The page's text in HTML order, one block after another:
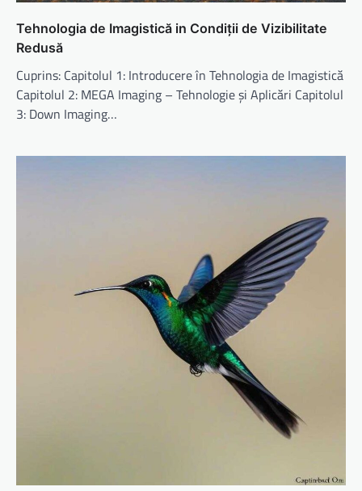
Tehnologia de Imagistică in Condiții de Vizibilitate
Redusă
Cuprins: Capitolul 1: Introducere în Tehnologia de Imagistică
Capitolul 2: MEGA Imaging – Tehnologie și Aplicări Capitolul
3: Down Imaging…